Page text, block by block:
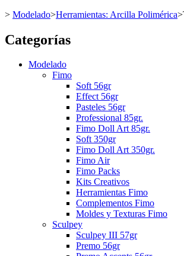
> Modelado>Herramientas: Arcilla Polimérica>
Categorías
Modelado
Fimo
Soft 56gr
Effect 56gr
Pasteles 56gr
Professional 85gr.
Fimo Doll Art 85gr.
Soft 350gr
Fimo Doll Art 350gr.
Fimo Air
Fimo Packs
Kits Creativos
Herramientas Fimo
Complementos Fimo
Moldes y Texturas Fimo
Sculpey
Sculpey III 57gr
Premo 56gr